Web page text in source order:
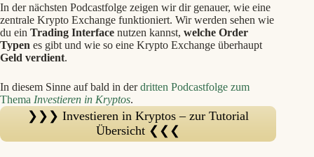
In der nächsten Podcastfolge zeigen wir dir genauer, wie eine
zentrale Krypto Exchange funktioniert. Wir werden sehen wie
du ein Trading Interface nutzen kannst, welche Order
Typen es gibt und wie so eine Krypto Exchange überhaupt
Geld verdient.
In diesem Sinne auf bald in derdritten Podcastfolge zum
Thema Investieren in Kryptos.
❯❯❯ Investieren in Kryptos – zur Tutorial
Übersicht ❮❮❮